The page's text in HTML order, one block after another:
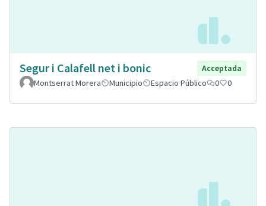
Segur i Calafell net i bonic
Acceptada
Montserrat Morera
Municipio Espacio Público 0 0